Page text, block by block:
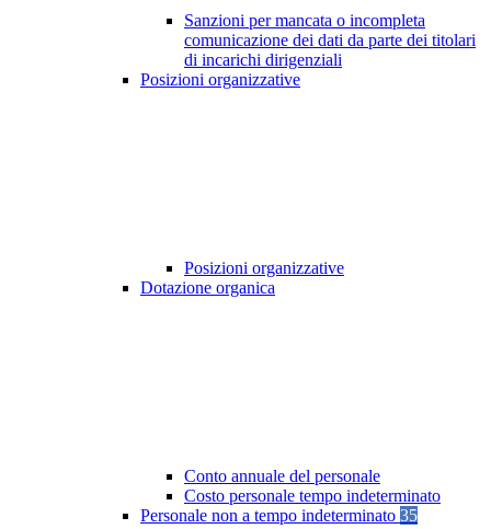
Sanzioni per mancata o incompleta
comunicazione dei dati da parte dei titolari
di incarichi dirigenziali
Posizioni organizzative
Posizioni organizzative
Dotazione organica
Conto annuale del personale
Costo personale tempo indeterminato
Personale non a tempo indeterminato 35